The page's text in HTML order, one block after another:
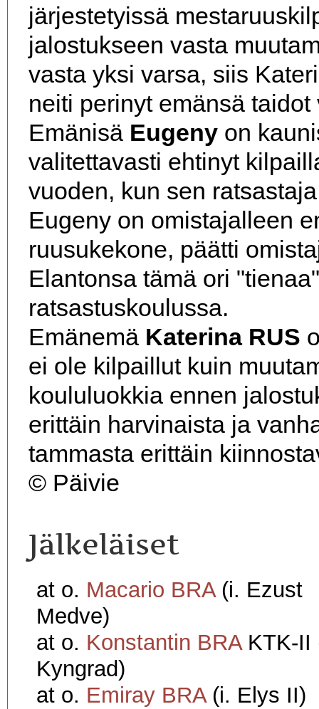
järjestetyissä
jalostukseen vasta
vasta yksi varsa, siis
neiti perinyt emänsä taidot
Emänisä Eugeny on
valitettavasti ehtinyt
vuoden, kun sen
Eugeny on omistajalleen
ruusukekone, päätti
Elantonsa tämä ori
ratsastuskoulussa.
Emänemä Katerina RUS
ei ole kilpaillut kuin
koululuokkia ennen
erittäin harvinaista ja
tammasta erittäin
© Päivie
Jälkeläiset
at o. Macario BRA(i. Ezust
Medve)
at o. Konstantin BRAKTK-II
Kyngrad)
at o. Emiray BRA(i. Elys II)